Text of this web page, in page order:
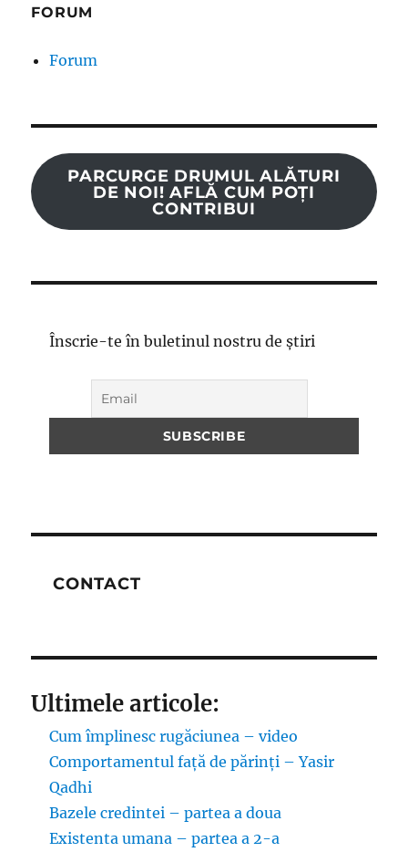
FORUM
Forum
PARCURGE DRUMUL ALĂTURI
DE NOI! AFLĂ CUM POȚI
CONTRIBUI
Înscrie-te în buletinul nostru de știri
CONTACT
Ultimele articole:
Cum împlinesc rugăciunea – video
Comportamentul față de părinți – Yasir
Qadhi
Bazele credintei – partea a doua
Existenta umana – partea a 2-a